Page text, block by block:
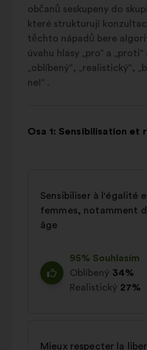
občanů seskupeny do
které strukturují
těchto nápadů bere
úvahu hlasy „pro“ a
„oblíbený“, „realistický“,
ne!“ .
Osa 1: Sensibilisation et
Sensibiliser à l'égalité
femmes, notamment
âge
95% Souhlasím
Oblíbený 34%
Realistický 27%
Mieux respecter la